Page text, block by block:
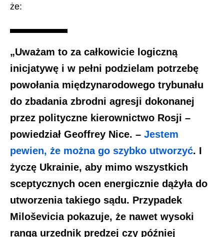
że:
„Uważam to za całkowicie logiczną
inicjatywę i w pełni podzielam potrzebę
powołania międzynarodowego trybunału
do zbadania zbrodni agresji dokonanej
przez polityczne kierownictwo Rosji –
powiedział Geoffrey Nice. – Jestem
pewien, że można go szybko utworzyć. I
życzę Ukrainie, aby mimo wszystkich
sceptycznych ocen energicznie dążyła do
utworzenia takiego sądu. Przypadek
Miloševicia pokazuje, że nawet wysoki
rangą urzędnik prędzej czy później